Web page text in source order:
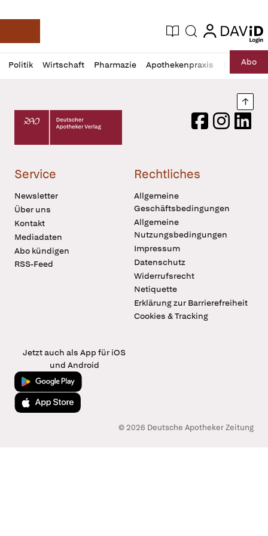
Deutsche Apotheker Zeitung
Aktuelle Ausgabe
Suche login
login
Politik Wirtschaft Pharmazie Apothekenpraxis RechtAbo
Profil
öffnen
Daz
Pur
Deutscher Apotheker Verlag Logo
FacebookInstagram
Service
Newsletter
Über uns
Kontakt
Mediadaten
Abo kündigen
RSS-Feed
Rechtliches
Allgemeine
Geschäftsbedingungen
Allgemeine
Nutzungsbedingungen
Impressum
Datenschutz
Widerrufsrecht
Netiquette
Erklärung zur Barrierefreiheit
Cookies & Tracking
Jetzt auch als App für iOS
und Android
Jetzt bei Google Play
Laden im App Store
© 2026 Deutsche Apotheker Zeitung